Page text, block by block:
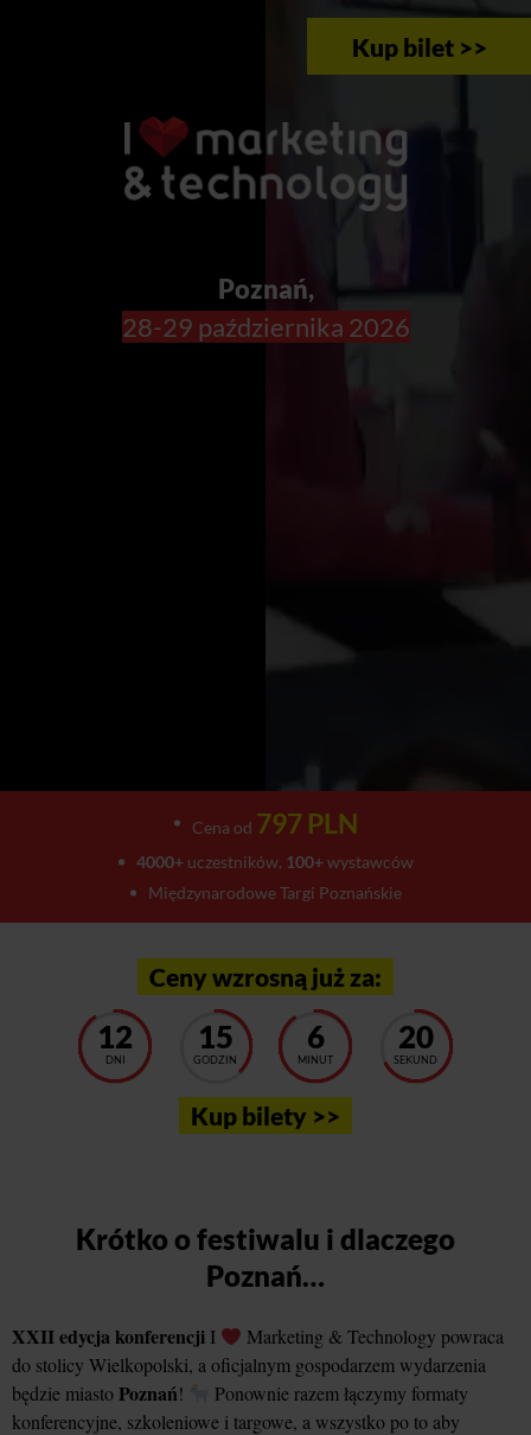
Kup bilet >>
Poznań,
28-29 października 2026
Cena od 797 PLN
4000+uczestników, 100+wystawców
Międzynarodowe Targi Poznańskie
Ceny wzrosną już za:
12
DNI
15
GODZIN
6
MINUT
15
SEKUND
Kup bilety >>
Krótko o festiwalu i dlaczego
Poznań…
XXII edycja konferencji I
Marketing & Technology powraca
do stolicy Wielkopolski, a oficjalnym gospodarzem wydarzenia
będzie miasto Poznań!
Ponownie razem łączymy formaty
konferencyjne, szkoleniowe i targowe, a wszystko po to aby